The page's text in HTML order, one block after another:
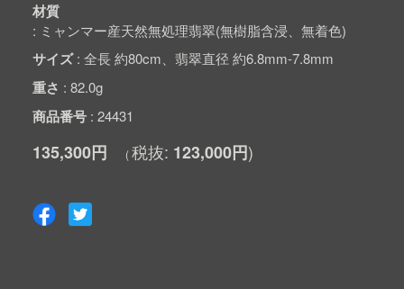
材質
ミャンマー産天然無処理翡翠(無樹脂含浸、無着色)
サイズ 全長 約80cm、翡翠直径 約6.8mm-7.8mm
重さ 82.0g
商品番号 24431
135,300円 123,000円